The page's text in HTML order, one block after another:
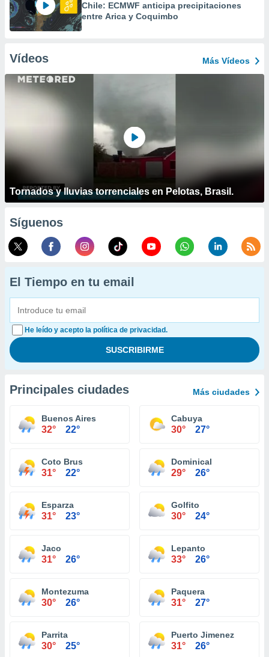
Chile: ECMWF anticipa precipitaciones
entre Arica y Coquimbo
Vídeos Más Vídeos
Tornados y lluvias torrenciales en Pelotas, Brasil.
Síguenos
El Tiempo en tu email
He leído y acepto la política de privacidad.
Principales ciudades Más ciudades
Buenos Aires
32° 22°
Cabuya
30° 27°
Coto Brus
31° 22°
Dominical
29° 26°
Esparza
31° 23°
Golfito
30° 24°
Jaco
31° 26°
Lepanto
33° 26°
Montezuma
30° 26°
Paquera
31° 27°
Parrita
30° 25°
Puerto Jimenez
31° 26°